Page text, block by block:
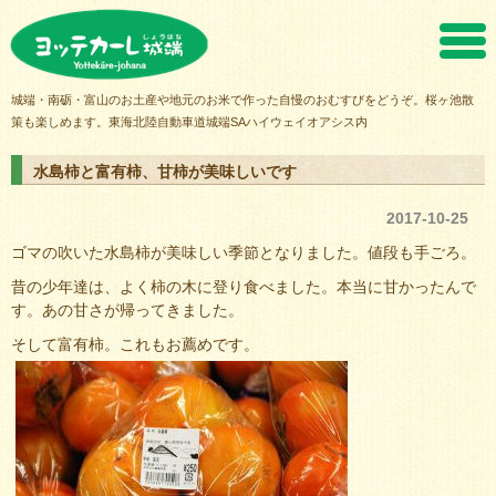
城端・南砺・富山のお土産や地元のお米で作った自慢のおむすびをどうぞ。桜ヶ池散
策も楽しめます。東海北陸自動車道城端SAハイウェイオアシス内
水島柿と富有柿、甘柿が美味しいです
2017-10-25
ゴマの吹いた水島柿が美味しい季節となりました。値段も手ごろ。
昔の少年達は、よく柿の木に登り食べました。本当に甘かったんで
す。あの甘さが帰ってきました。
そして富有柿。これもお薦めです。